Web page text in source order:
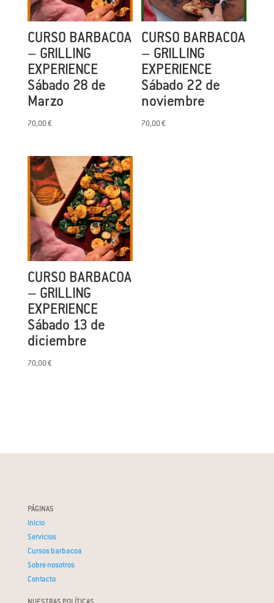
CURSO BARBACOA
– GRILLING
EXPERIENCE
Sábado 28 de
Marzo
70,00€
CURSO BARBACOA
– GRILLING
EXPERIENCE
Sábado 22 de
noviembre
70,00€
CURSO BARBACOA
– GRILLING
EXPERIENCE
Sábado 13 de
diciembre
70,00€
PÁGINAS
Inicio
Servicios
Cursos barbacoa
Sobre nosotros
Contacto